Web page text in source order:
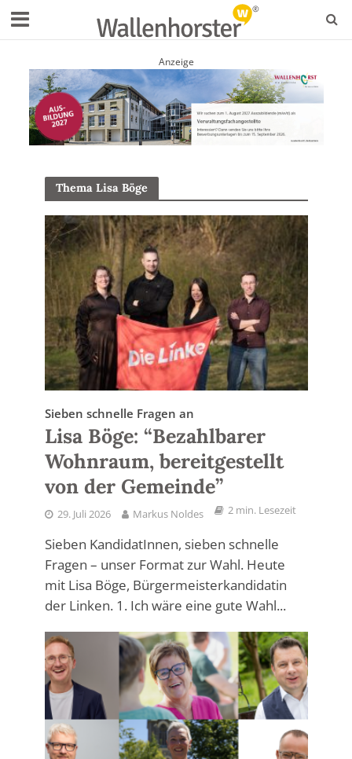
Anzeige
Thema Lisa Böge
Sieben schnelle Fragen an
Lisa Böge: “Bezahlbarer
Wohnraum, bereitgestellt
von der Gemeinde”
29. Juli 2026 Markus Noldes 2 min. Lesezeit
Sieben KandidatInnen, sieben schnelle
Fragen – unser Format zur Wahl. Heute
mit Lisa Böge, Bürgermeisterkandidatin
der Linken. 1. Ich wäre eine gute Wahl...